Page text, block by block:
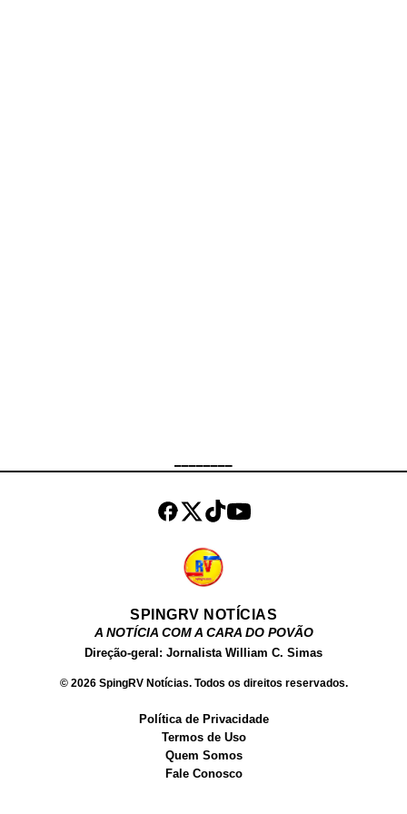
SPINGRV NOTÍCIAS
A NOTÍCIA COM A CARA DO POVÃO
Direção-geral: Jornalista William C. Simas
© 2026 SpingRV Notícias. Todos os direitos reservados.
Política de Privacidade
Termos de Uso
Quem Somos
Fale Conosco